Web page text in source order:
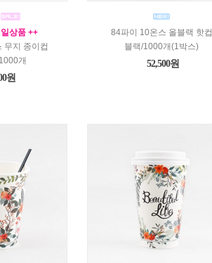
상품 ++
무지 종이컵
개
원
84파이 10온스 올블랙 핫컵
블랙/1000개(1박스)
52,500원